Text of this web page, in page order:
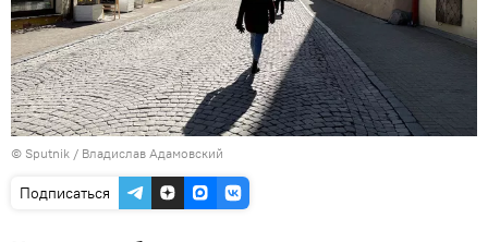
© Sputnik / Владислав Адамовский
Подписаться